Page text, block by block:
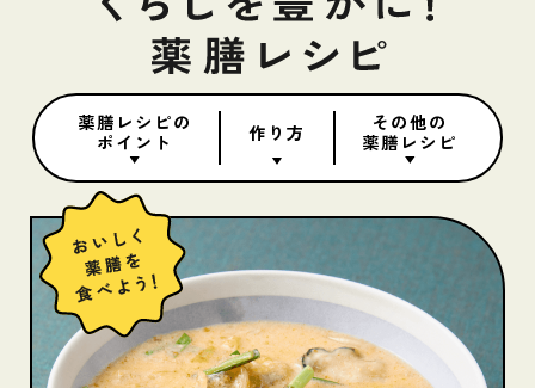
薬膳レシピの
ポイント
作り方
その他の
薬膳レシピ